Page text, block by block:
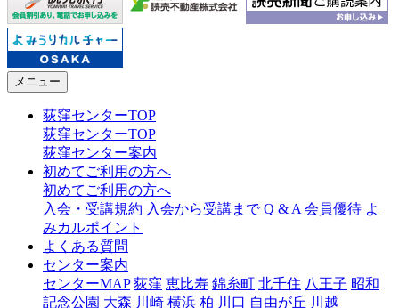
メニュー
荻窪センターTOP
荻窪センターTOP
荻窪センター案内
初めてご利用の方へ
初めてご利用の方へ
入会・受講規約 入会から受講まで Q & A 会員優待 よ
みカルポイント
よくある質問
センター案内
センターMAP 荻窪 恵比寿 錦糸町 北千住 八王子 昭和
記念公園 大森 川崎 横浜 柏 川口 自由が丘 川越